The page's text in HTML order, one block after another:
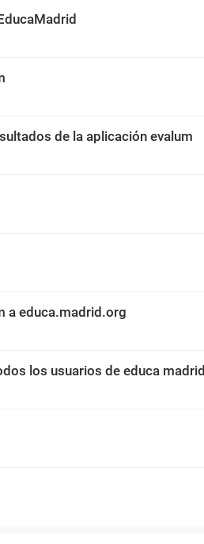
de la aplicación evalum
a educa.madrid.org
los usuarios de educa madrid